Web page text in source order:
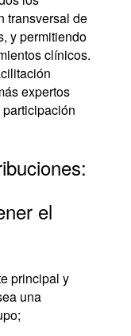
transversal de
y permitiendo
clínicos.
expertos
el
principal y
una